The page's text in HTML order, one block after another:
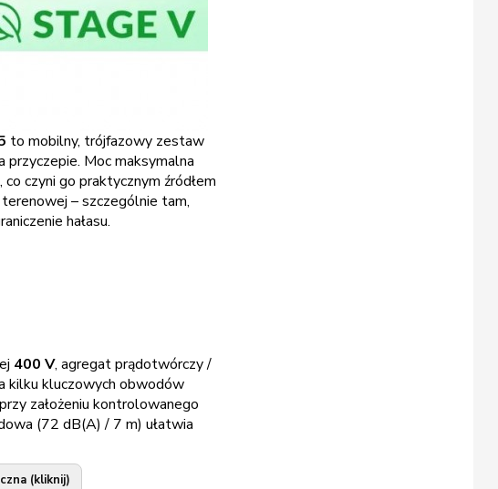
to mobilny, trójfazowy zestaw
Moc maksymalna
, co czyni go praktycznym źródłem
– szczególnie tam,
hałasu.
400 V, agregat prądotwórczy /
kilku kluczowych obwodów
założeniu kontrolowanego
(72 dB(A) / 7 m) ułatwia
(kliknij)